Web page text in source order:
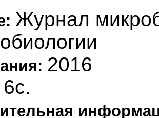
Журнал
2016
6с.